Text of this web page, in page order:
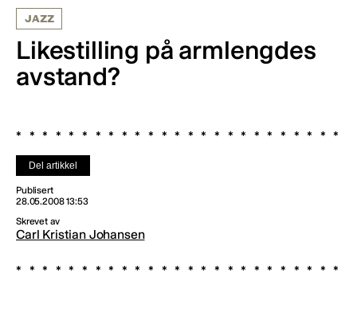
JAZZ
Likestilling på armlengdes
avstand?
Del artikkel
Publisert
28.05.2008 13:53
Skrevet av
Carl Kristian Johansen